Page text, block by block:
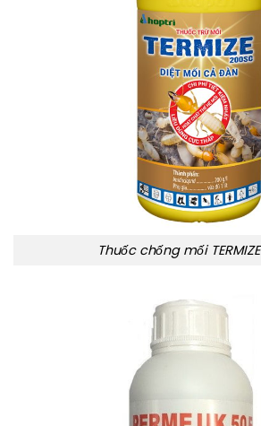
Thuốc chống mối